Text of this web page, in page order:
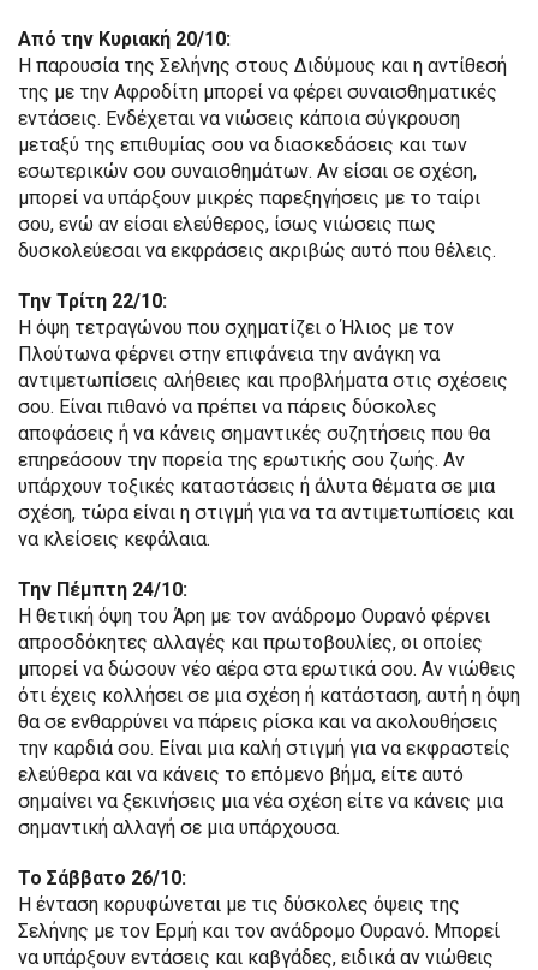
Από την Κυριακή 20/10:
Η παρουσία της Σελήνης στους Διδύμους και η αντίθεσή
της με την Αφροδίτη μπορεί να φέρει συναισθηματικές
εντάσεις. Ενδέχεται να νιώσεις κάποια σύγκρουση
μεταξύ της επιθυμίας σου να διασκεδάσεις και των
εσωτερικών σου συναισθημάτων. Αν είσαι σε σχέση,
μπορεί να υπάρξουν μικρές παρεξηγήσεις με το ταίρι
σου, ενώ αν είσαι ελεύθερος, ίσως νιώσεις πως
δυσκολεύεσαι να εκφράσεις ακριβώς αυτό που θέλεις.
Την Τρίτη 22/10:
Η όψη τετραγώνου που σχηματίζει ο Ήλιος με τον
Πλούτωνα φέρνει στην επιφάνεια την ανάγκη να
αντιμετωπίσεις αλήθειες και προβλήματα στις σχέσεις
σου. Είναι πιθανό να πρέπει να πάρεις δύσκολες
αποφάσεις ή να κάνεις σημαντικές συζητήσεις που θα
επηρεάσουν την πορεία της ερωτικής σου ζωής. Αν
υπάρχουν τοξικές καταστάσεις ή άλυτα θέματα σε μια
σχέση, τώρα είναι η στιγμή για να τα αντιμετωπίσεις και
να κλείσεις κεφάλαια.
Την Πέμπτη 24/10:
Η θετική όψη του Άρη με τον ανάδρομο Ουρανό φέρνει
απροσδόκητες αλλαγές και πρωτοβουλίες, οι οποίες
μπορεί να δώσουν νέο αέρα στα ερωτικά σου. Αν νιώθεις
ότι έχεις κολλήσει σε μια σχέση ή κατάσταση, αυτή η όψη
θα σε ενθαρρύνει να πάρεις ρίσκα και να ακολουθήσεις
την καρδιά σου. Είναι μια καλή στιγμή για να εκφραστείς
ελεύθερα και να κάνεις το επόμενο βήμα, είτε αυτό
σημαίνει να ξεκινήσεις μια νέα σχέση είτε να κάνεις μια
σημαντική αλλαγή σε μια υπάρχουσα.
Το Σάββατο 26/10:
Η ένταση κορυφώνεται με τις δύσκολες όψεις της
Σελήνης με τον Ερμή και τον ανάδρομο Ουρανό. Μπορεί
να υπάρξουν εντάσεις και καβγάδες, ειδικά αν νιώθεις